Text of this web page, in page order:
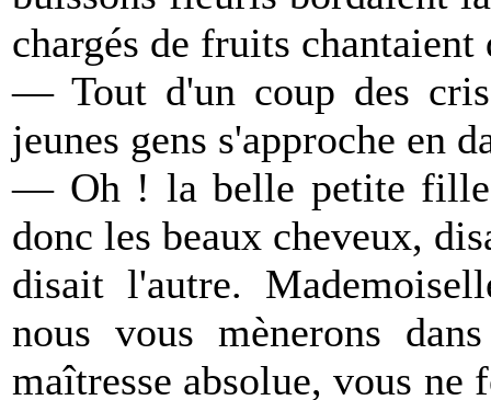
chargés de fruits
— Tout d'un coup des
jeunes gens s'approche en
— Oh ! la belle petite fille
donc les beaux cheveux,
disait l'autre.
nous vous mènerons
maîtresse absolue, vous ne